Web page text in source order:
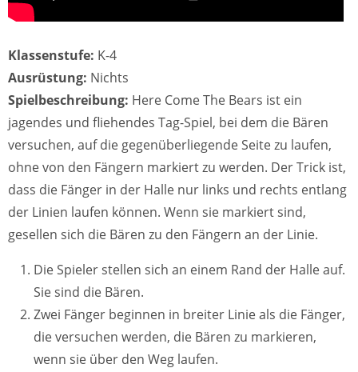
Klassenstufe: K-4
Ausrüstung: Nichts
Spielbeschreibung: Here Come The Bears ist ein
jagendes und fliehendes Tag-Spiel, bei dem die Bären
versuchen, auf die gegenüberliegende Seite zu laufen,
ohne von den Fängern markiert zu werden. Der Trick ist,
dass die Fänger in der Halle nur links und rechts entlang
der Linien laufen können. Wenn sie markiert sind,
gesellen sich die Bären zu den Fängern an der Linie.
Die Spieler stellen sich an einem Rand der Halle auf.
Sie sind die Bären.
Zwei Fänger beginnen in breiter Linie als die Fänger,
die versuchen werden, die Bären zu markieren,
wenn sie über den Weg laufen.